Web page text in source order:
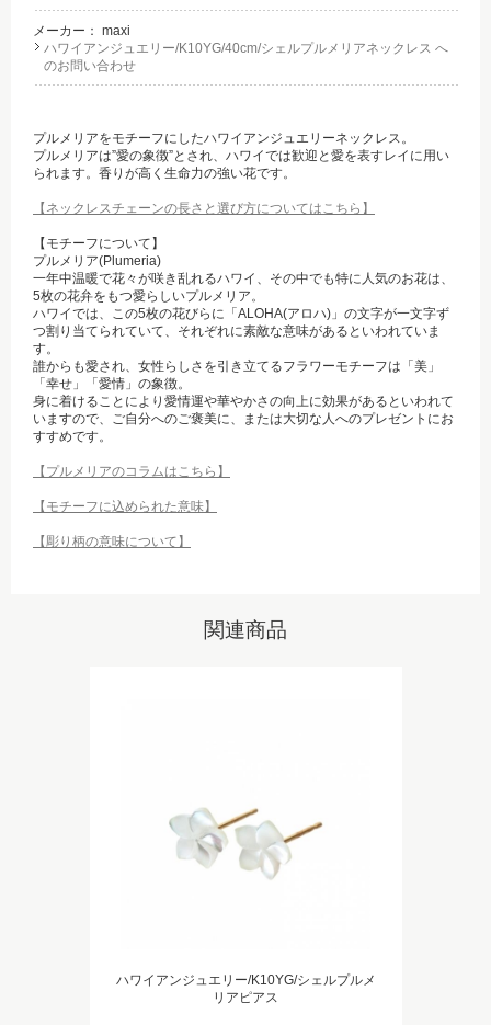
メーカー： maxi
ハワイアンジュエリー/K10YG/40cm/シェルプルメリアネックレス へ
のお問い合わせ
プルメリアをモチーフにしたハワイアンジュエリーネックレス。
プルメリアは”愛の象徴”とされ、ハワイでは歓迎と愛を表すレイに用い
られます。香りが高く生命力の強い花です。
【ネックレスチェーンの長さと選び方についてはこちら】
【モチーフについて】
プルメリア(Plumeria)
一年中温暖で花々が咲き乱れるハワイ、その中でも特に人気のお花は、
5枚の花弁をもつ愛らしいプルメリア。
ハワイでは、この5枚の花びらに「ALOHA(アロハ)」の文字が一文字ず
つ割り当てられていて、それぞれに素敵な意味があるといわれていま
す。
誰からも愛され、女性らしさを引き立てるフラワーモチーフは「美」
「幸せ」「愛情」の象徴。
身に着けることにより愛情運や華やかさの向上に効果があるといわれて
いますので、ご自分へのご褒美に、または大切な人へのプレゼントにお
すすめです。
【プルメリアのコラムはこちら】
【モチーフに込められた意味】
【彫り柄の意味について】
関連商品
ハワイアンジュエリー/K10YG/シェルプルメ
リアピアス